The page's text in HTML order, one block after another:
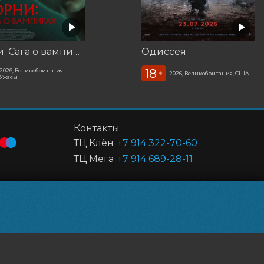
Корни: Сага о вампирах
2026, Великобритания
Ужасы
Одиссея
18 + 2026, Великобритания, США
Контакты
ТЦ Клён +7 914 322-70-60
ТЦ Мега +7 914 689-28-11